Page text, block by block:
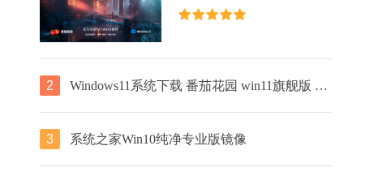
2 Windows11系统下载 番茄花园 win11旗舰版 ghost镜像 ISO X64位
3 系统之家Win10纯净专业版镜像